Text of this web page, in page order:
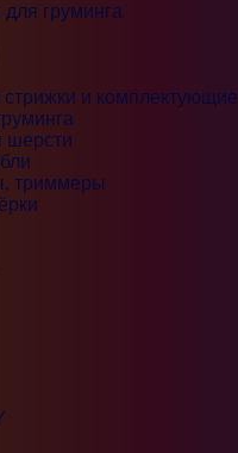
груминга
и комплектующие
шерсти
триммеры